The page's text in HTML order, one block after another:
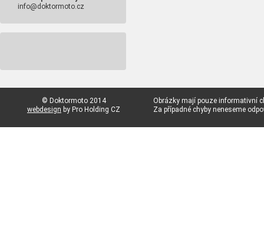
info@doktormoto.cz
© Doktormoto 2014
webdesign by Pro Holding CZ
Obrázky mají pouze informativní
Za případné chyby neneseme